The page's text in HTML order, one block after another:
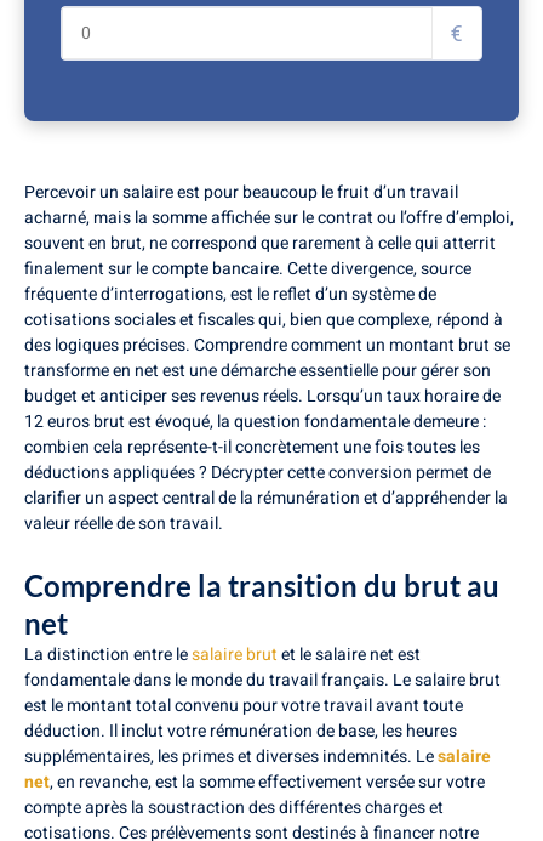
€
Percevoir un salaire est pour beaucoup le fruit d’un travail
acharné, mais la somme affichée sur le contrat ou l’offre d’emploi,
souvent en brut, ne correspond que rarement à celle qui atterrit
finalement sur le compte bancaire. Cette divergence, source
fréquente d’interrogations, est le reflet d’un système de
cotisations sociales et fiscales qui, bien que complexe, répond à
des logiques précises. Comprendre comment un montant brut se
transforme en net est une démarche essentielle pour gérer son
budget et anticiper ses revenus réels. Lorsqu’un taux horaire de
12 euros brut est évoqué, la question fondamentale demeure :
combien cela représente-t-il concrètement une fois toutes les
déductions appliquées ? Décrypter cette conversion permet de
clarifier un aspect central de la rémunération et d’appréhender la
valeur réelle de son travail.
Comprendre la transition du brut au
net
La distinction entre lesalaire brutet le salaire net est
fondamentale dans le monde du travail français. Le salaire brut
est le montant total convenu pour votre travail avant toute
déduction. Il inclut votre rémunération de base, les heures
supplémentaires, les primes et diverses indemnités. Lesalaire
net, en revanche, est la somme effectivement versée sur votre
compte après la soustraction des différentes charges et
cotisations. Ces prélèvements sont destinés à financer notre